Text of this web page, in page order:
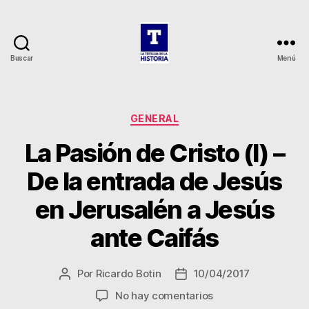
Buscar
la
Historia
Menú
Categorías
GENERAL
La Pasión de Cristo (I) –
De la entrada de Jesús
en Jerusalén a Jesús
ante Caifás
Autor
Por Ricardo Botin
Fecha10/04/2017
No hay comentariosen